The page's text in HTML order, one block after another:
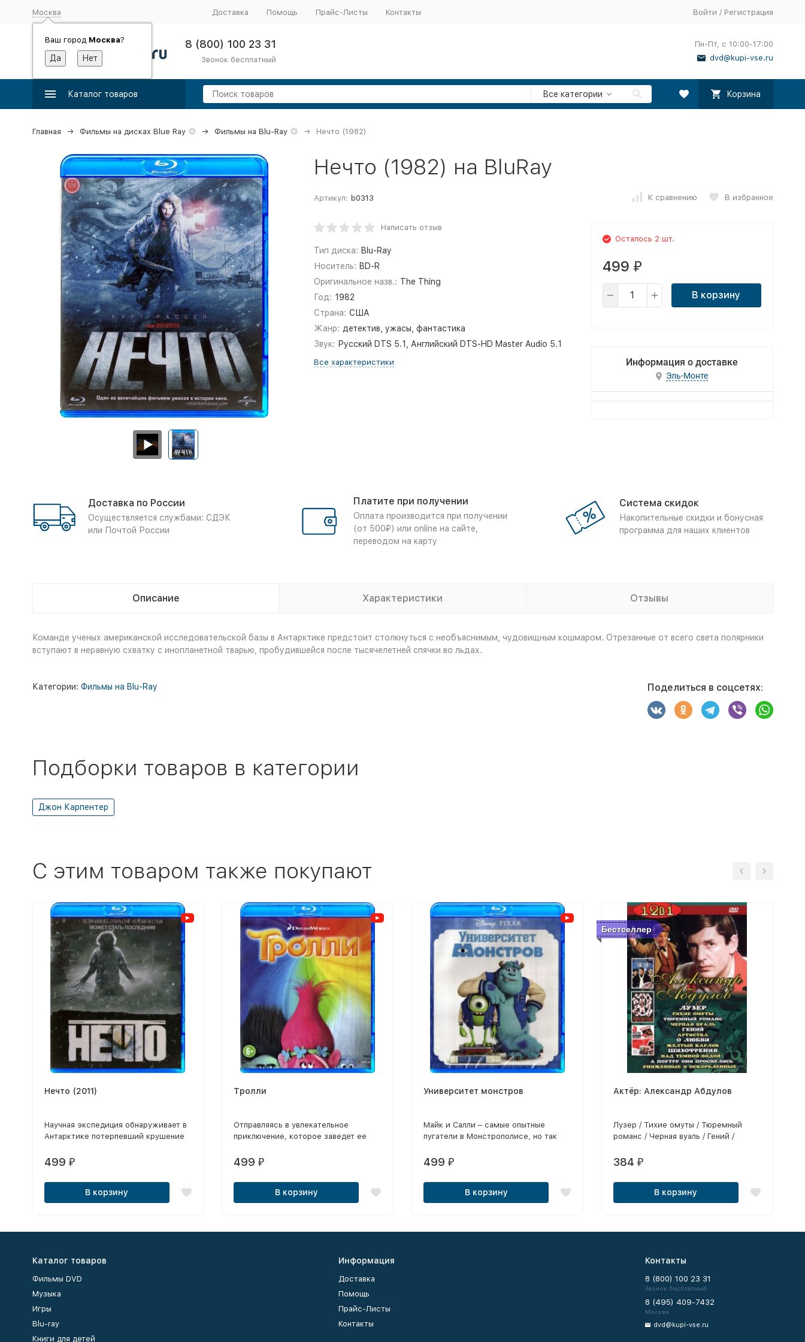
Москва
Ваш город Москва?
Доставка Помощь Прайс-Листы Контакты Войти / Регистрация
8 (800) 100 23 31
Звонок бесплатный
Пн-Пт, с 10:00-17:00
dvd@kupi-vse.ru
Каталог товаров Все категории Корзина
Главная Фильмы на дисках Blue Ray Фильмы на Blu-Ray Нечто (1982)
Нечто (1982) на BluRay
Артикул: b0313 К сравнению В избранное
Написать отзыв
Тип диска: Blu-Ray
Носитель: BD-R
Оригинальное назв.: The Thing
Год: 1982
Страна: США
Жанр: детектив, ужасы, фантастика
Звук: Русский DTS 5.1, Английский DTS-HD Master Audio 5.1
Все характеристики
Осталось 2 шт.
499 ₽
В корзину
Информация о доставке
Эль-Монте
Доставка по России
Осуществляется службами: СДЭК
или Почтой России
Платите при получении
Оплата производится при получении
(от 500₽) или online на сайте,
переводом на карту
Система скидок
Накопительные скидки и бонусная
программа для наших клиентов
Описание Характеристики Отзывы
Команде ученых американской исследовательской базы в Антарктике предстоит столкнуться с необъяснимым, чудовищным кошмаром. Отрезанные от всего света полярники
вступают в неравную схватку с инопланетной тварью, пробудившейся после тысячелетней спячки во льдах.
Категории: Фильмы на Blu-Ray Поделиться в соцсетях:
Подборки товаров в категории
Джон Карпентер
C этим товаром также покупают
Нечто (2011)
​Научная экспедиция обнаруживает в
Антарктике потерпевший крушение
499 ₽
В корзину
Тролли
Отправляясь в увлекательное
приключение, которое заведет ее
объединяет усилия с самым
Цветан, чтобы спасти друзей из лап
зловещих бергенов и их лидера,
короля Хряща Старшего.
499₽
В корзину
Университет монстров
Майк и Салли – самые опытные
пугатели в Монстрополисе, но так
499 ₽
В корзину
Бестселлер
Актёр: Александр Абдулов
Лузер / Тихие омуты / Тюремный
романс / Черная вуаль / Гений /
А по утру они проснулись /
оскорбленные / Над темной водой
384 ₽
В корзину
Каталог товаров
Фильмы DVD
Музыка
Игры
Blu-ray
Книги для детей
Информация
Доставка
Помощь
Прайс-Листы
Контакты
Контакты
8 (800) 100 23 31
Звонок бесплатный
8 (495) 409-7432
Москва
dvd@kupi-vse.ru